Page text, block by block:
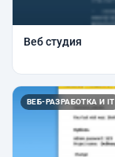
Веб студия
ВЕБ-РАЗРАБОТКА И IT